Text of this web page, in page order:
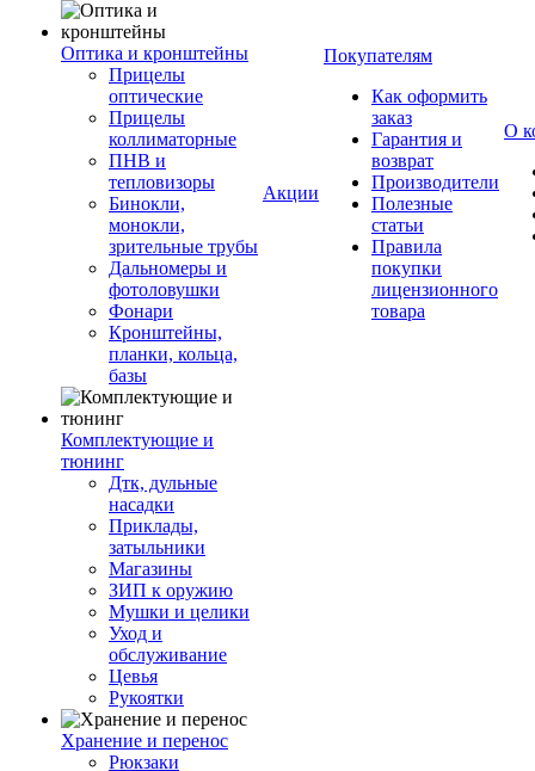
Оптика и кронштейны
Прицелы
оптические
Прицелы
коллиматорные
ПНВ и
тепловизоры
Бинокли,
монокли,
зрительные трубы
Дальномеры и
фотоловушки
Фонари
Кронштейны,
планки, кольца,
базы
Комплектующие и
тюнинг
Дтк, дульные
насадки
Приклады,
затыльники
Магазины
ЗИП к оружию
Мушки и целики
Уход и
обслуживание
Цевья
Рукоятки
Хранение и перенос
Рюкзаки
Акции
Покупателям
Как оформить
заказ
Гарантия и
возврат
Производители
Полезные
статьи
Правила
покупки
лицензионного
товара
О